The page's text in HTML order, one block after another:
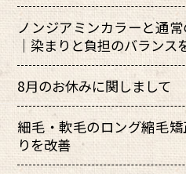
ノンジアミンカラーと通
｜染まりと負担のバランス
8月のお休みに関しまして
細毛・軟毛のロング縮毛
りを改善